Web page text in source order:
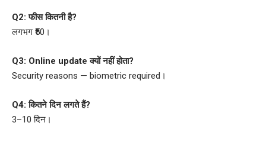
Q2: फीस कितनी है?
लगभग ₹50।
Q3: Online update क्यों नहीं होता?
Security reasons — biometric required।
Q4: कितने दिन लगते हैं?
3–10 दिन।